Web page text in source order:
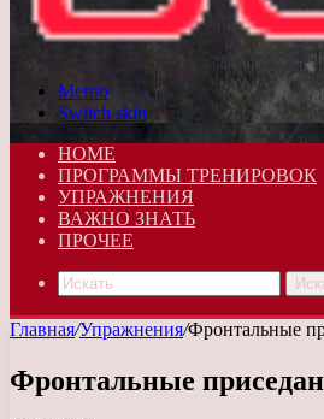
Меню
Switch skin
HOME
ПРОГРАММЫ ТРЕНИРОВОК
УПРАЖНЕНИЯ
ВАЖНО ЗНАТЬ
ПРОЧЕЕ
Главная/Упражнения/Фронтальные
Фронтальные